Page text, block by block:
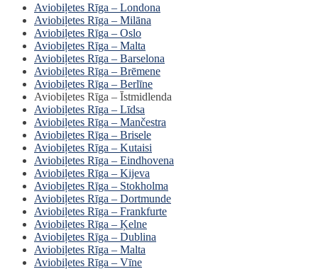
Aviobiļetes Rīga – Londona
Aviobiļetes Rīga – Milāna
Aviobiļetes Rīga – Oslo
Aviobiļetes Rīga – Malta
Aviobiļetes Rīga – Barselona
Aviobiļetes Rīga – Brēmene
Aviobiļetes Rīga – Berlīne
Aviobiļetes Rīga – Īstmidlenda
Aviobiļetes Rīga – Līdsa
Aviobiļetes Rīga – Mančestra
Aviobiļetes Rīga – Brisele
Aviobiļetes Rīga – Kutaisi
Aviobiļetes Rīga – Eindhovena
Aviobiļetes Rīga – Kijeva
Aviobiļetes Rīga – Stokholma
Aviobiļetes Rīga – Dortmunde
Aviobiļetes Rīga – Frankfurte
Aviobiļetes Rīga – Ķelne
Aviobiļetes Rīga – Dublina
Aviobiļetes Rīga – Malta
Aviobiļetes Rīga – Vīne